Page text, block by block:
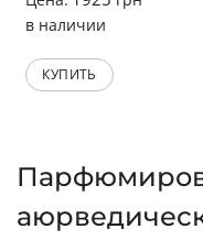
в наличии
КУПИТЬ